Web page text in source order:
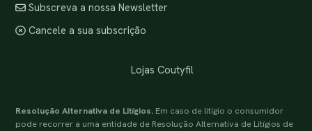
Subscreva a nossa Newsletter
Cancele a sua subscrição
Lojas Coutyfil
Resolução Alternativa de Litígios. Em caso de litígio o consumidor
pode recorrer a uma entidade de Resolução Alternativa de Litígios de